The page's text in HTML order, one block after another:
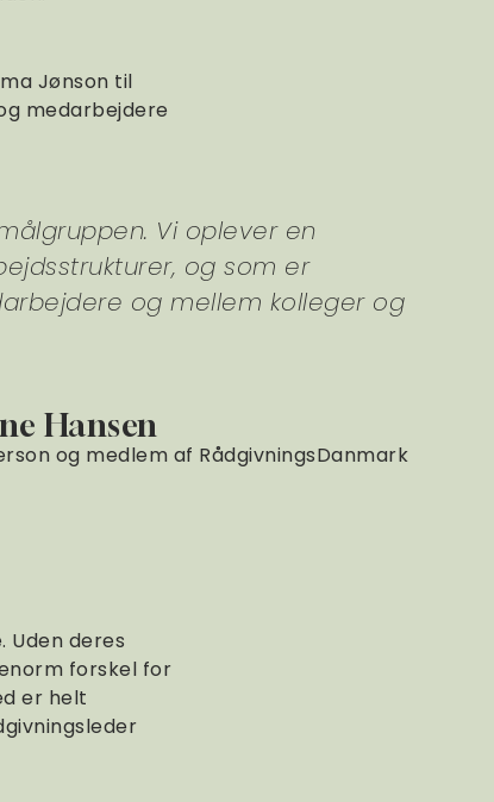
Jønson til
medarbejdere
Vi oplever en
og som er
og mellem kolleger og
Hansen
og medlem af RådgivningsDanmark
Uden deres
forskel for
er helt